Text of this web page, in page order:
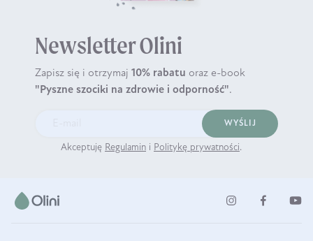
Newsletter Olini
Zapisz się i otrzymaj 10% rabatu oraz e-book
"Pyszne szociki na zdrowie i odporność".
WYŚLIJ
Akceptuję Regulamin i Politykę prywatności.